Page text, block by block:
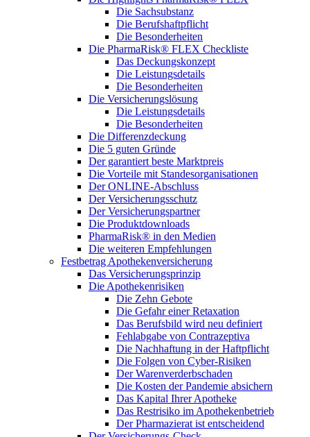
Die Sachsubstanz
Die Berufshaftpflicht
Die Besonderheiten
Die PharmaRisk® FLEX Checkliste
Das Deckungskonzept
Die Leistungsdetails
Die Besonderheiten
Die Versicherungslösung
Die Leistungsdetails
Die Besonderheiten
Die Differenzdeckung
Die 5 guten Gründe
Der garantiert beste Marktpreis
Die Vorteile mit Standesorganisationen
Der ONLINE-Abschluss
Der Versicherungsschutz
Der Versicherungspartner
Die Produktdownloads
PharmaRisk® in den Medien
Die weiteren Empfehlungen
Festbetrag Apothekenversicherung
Das Versicherungsprinzip
Die Apothekenrisiken
Die Zehn Gebote
Die Gefahr einer Retaxation
Das Berufsbild wird neu definiert
Fehlabgabe von Contrazeptiva
Die Nachhaftung in der Haftpflicht
Die Folgen von Cyber-Risiken
Der Warenverderbschaden
Die Kosten der Pandemie absichern
Das Kapital Ihrer Apotheke
Das Restrisiko im Apothekenbetrieb
Der Pharmazierat ist entscheidend